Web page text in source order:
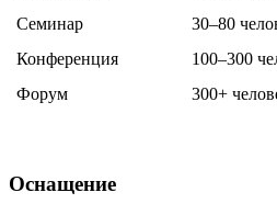
Семинар
30–80
Конференция
100–300
Форум
300+
Оснащение